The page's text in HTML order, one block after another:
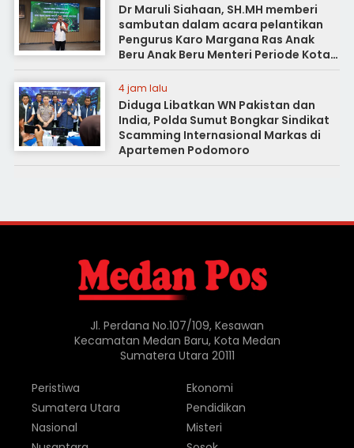
Dr Maruli Siahaan, SH.MH memberi
sambutan dalam acara pelantikan
Pengurus Karo Margana Ras Anak
Beru Anak Beru Menteri Periode Kota
Medan
4 jam lalu
Diduga Libatkan WN Pakistan dan
India, Polda Sumut Bongkar Sindikat
Scamming Internasional Markas di
Apartemen Podomoro
Jl. Perdana No.107/109, Kesawan
Kecamatan Medan Baru, Kota Medan
Sumatera Utara 20111
Peristiwa
Sumatera Utara
Nasional
Ekonomi
Pendidikan
Misteri